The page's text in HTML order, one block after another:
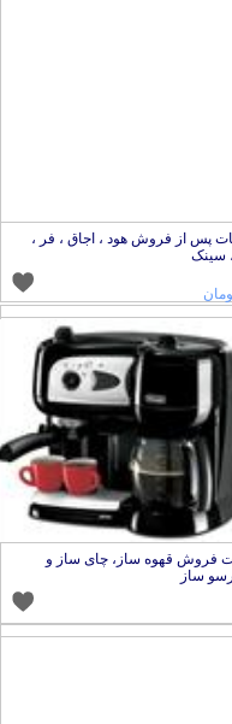
پس از فروش هود ، اجاق ، فر ،
فروش قهوه ساز، چای ساز و
ساز